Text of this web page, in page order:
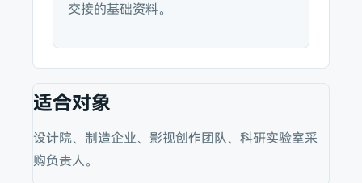
交接的基础资料。
适合对象
设计院、制造企业、影视创作团队、科研实验室采
购负责人。